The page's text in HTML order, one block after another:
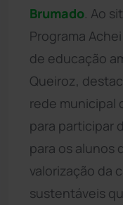
Brumado . Ao
Programa
de educação
Queiroz,
rede municipal
para participar
para os alunos
valorização da
sustentáveis